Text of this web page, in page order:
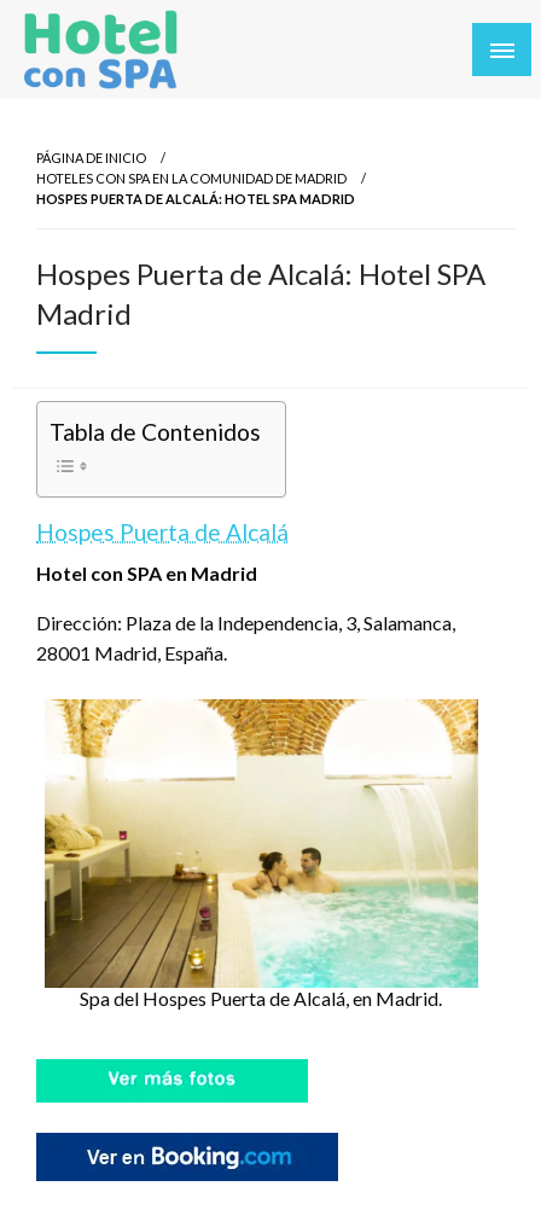
Saltar
contenido
PÁGINA DE INICIO
HOTELES CON SPA EN LA COMUNIDAD DE MADRID
HOSPES PUERTA DE ALCALÁ: HOTEL SPA MADRID
Hospes Puerta de Alcalá: Hotel SPA
Madrid
Tabla de Contenidos
Hospes Puerta de Alcalá
Hotel con SPA en Madrid
Dirección: Plaza de la Independencia, 3, Salamanca,
28001 Madrid, España.
Spa del Hospes Puerta de Alcalá, en Madrid.